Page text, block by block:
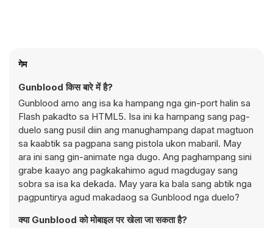
गेम
Gunblood किस बारे में है?
Gunblood amo ang isa ka hampang nga gin-port halin sa
Flash pakadto sa HTML5. Isa ini ka hampang sang pag-
duelo sang pusil diin ang manughampang dapat magtuon
sa kaabtik sa pagpana sang pistola ukon mabaril. May
ara ini sang gin-animate nga dugo. Ang paghampang sini
grabe kaayo ang pagkakahimo agud magdugay sang
sobra sa isa ka dekada. May yara ka bala sang abtik nga
pagpuntirya agud makadaog sa Gunblood nga duelo?
क्या Gunblood को मोबाइल पर खेला जा सकता है?